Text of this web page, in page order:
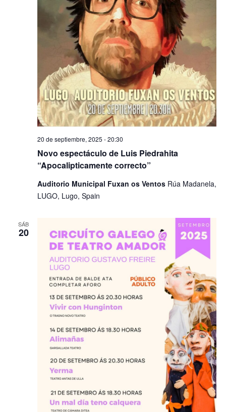
Novo espectáculo de Luis Piedrahita
“Apocalipticamente correcto”
20 de septiembre, 2025 - 20:30
Auditorio Municipal Fuxan os Ventos Rúa Madanela,
LUGO, Lugo, Spain
SÁB
20